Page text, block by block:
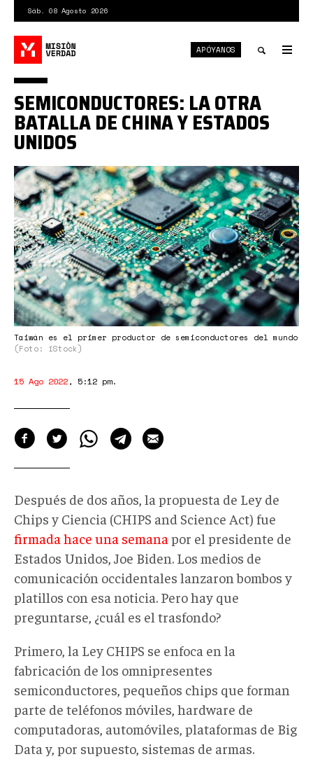
contenido
principal
Sáb. 08 Agosto 2026
search
APÓYANOS
semiconductores.jpg
Taiwán es el primer productor de semiconductores del mundo
(Foto: iStock)
SEMICONDUCTORES: LA OTRA
BATALLA DE CHINA Y ESTADOS
UNIDOS
15 Ago 2022, 5:12 pm.
Después de dos años, la propuesta de Ley de
Chips y Ciencia (CHIPS and Science Act) fue
firmada hace una semana por el presidente de
Estados Unidos, Joe Biden. Los medios de
comunicación occidentales lanzaron bombos y
platillos con esa noticia. Pero hay que
preguntarse, ¿cuál es el trasfondo?
Primero, la Ley CHIPS se enfoca en la
fabricación de los omnipresentes
semiconductores, pequeños chips que forman
parte de teléfonos móviles, hardware de
computadoras, automóviles, plataformas de Big
Data y, por supuesto, sistemas de armas.